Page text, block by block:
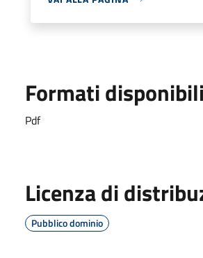
Formati disponibili
Pdf
Licenza di
Pubblico dominio